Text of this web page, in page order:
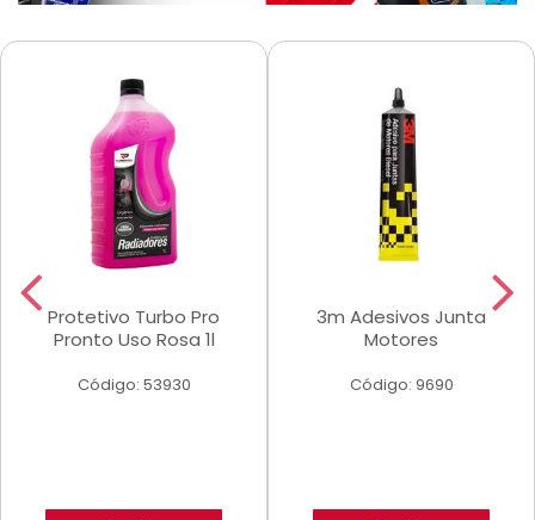
Protetivo Turbo Pro
Pronto Uso Rosa 1l
Código: 53930
3m Adesivos Junta
Motores
Código: 9690